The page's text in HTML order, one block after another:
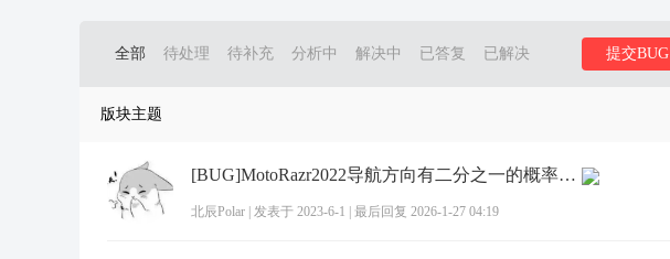
全部 待处理 待补充 分析中 解决中 已答复 已解决 提交BUG
版块主题
[BUG]MotoRazr2022导航方向有二分之一的概率是反方向的
北辰Polar 发表于 2023-6-1 最后回复 2026-1-27 04:19